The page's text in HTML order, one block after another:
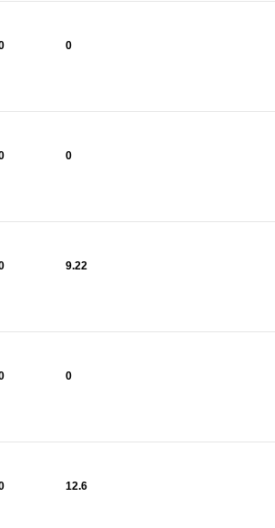
0
0
9.22
0
12.6